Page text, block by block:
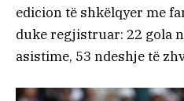
edicion të shkëlqyer me
duke regjistruar: 22 gola
asistime, 53 ndeshje të